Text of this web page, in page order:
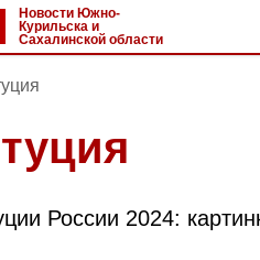
Новости Южно-
Курильска и
Сахалинской области
России 2024: